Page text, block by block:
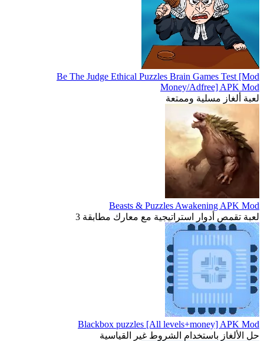
Be The Judge Ethical Puzzles Brain Games Test [Mod
Money/Adfree] APK Mod
لعبة ألغاز مسلية وممتعة
Beasts & Puzzles Awakening APK Mod
لعبة تقمص أدوار استراتيجية مع معارك مطابقة 3
Blackbox puzzles [All levels+money] APK Mod
حل الألغاز باستخدام الشروط غير القياسية